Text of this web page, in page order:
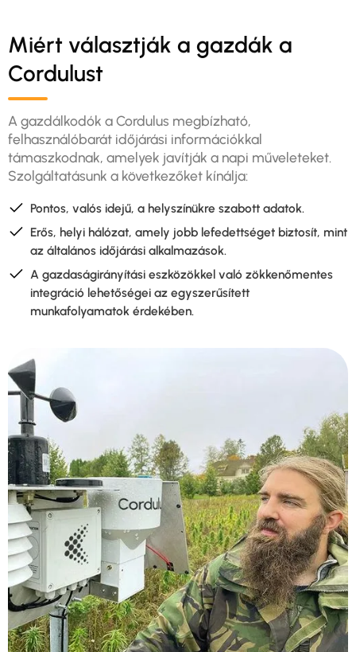
Miért választják a gazdák a
Cordulust
A gazdálkodók a Cordulus megbízható,
felhasználóbarát időjárási információkkal
támaszkodnak, amelyek javítják a napi műveleteket.
Szolgáltatásunk a következőket kínálja:
Pontos, valós idejű, a helyszínükre szabott adatok.
Erős, helyi hálózat, amely jobb lefedettséget biztosít, mint
az általános időjárási alkalmazások.
A gazdaságirányítási eszközökkel való zökkenőmentes
integráció lehetőségei az egyszerűsített
munkafolyamatok érdekében.